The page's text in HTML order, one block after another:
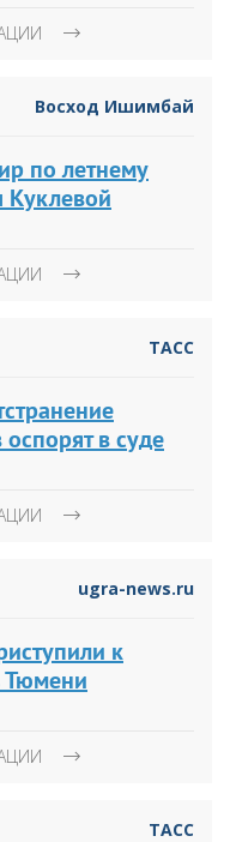
Восход Ишимбай
по летнему
Куклевой
ТАСС
в суде
ugra-news.ru
к
Тюмени
ТАСС